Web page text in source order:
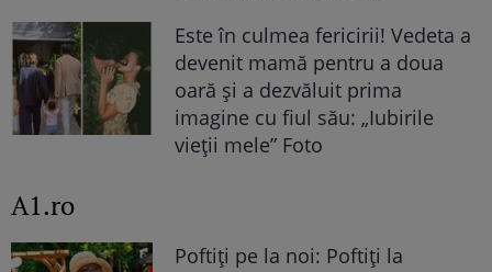
Este în culmea fericirii! Vedeta a
devenit mamă pentru a doua
oară și a dezvăluit prima
imagine cu fiul său: „Iubirile
vieții mele” Foto
A1.ro
Poftiți pe la noi: Poftiți la